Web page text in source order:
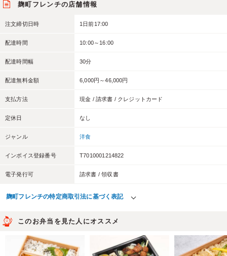
麹町フレンチの店舗情報
注文締切日時 1日前17:00
配達時間 10:00～16:00
配達時間幅 30分
配達無料金額 6,000円～46,000円
支払方法 現金 / 請求書 / クレジットカード
定休日 なし
ジャンル 洋食
インボイス登録番号 T7010001214822
電子発行可 請求書 / 領収書
麹町フレンチの特定商取引法に基づく表記
このお弁当を見た人にオススメ